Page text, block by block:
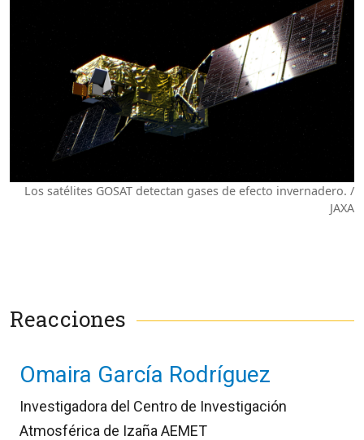
Los satélites GOSAT detectan gases de efecto invernadero. /
JAXA
Reacciones
Omaira García Rodríguez
Investigadora del Centro de Investigación
Atmosférica de Izaña AEMET